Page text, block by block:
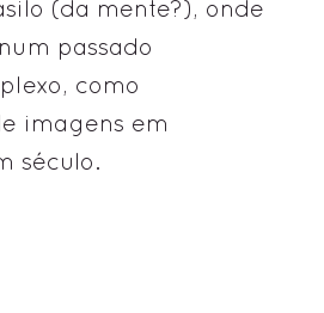
(da mente?), onde
passado
como
imagens em
século.